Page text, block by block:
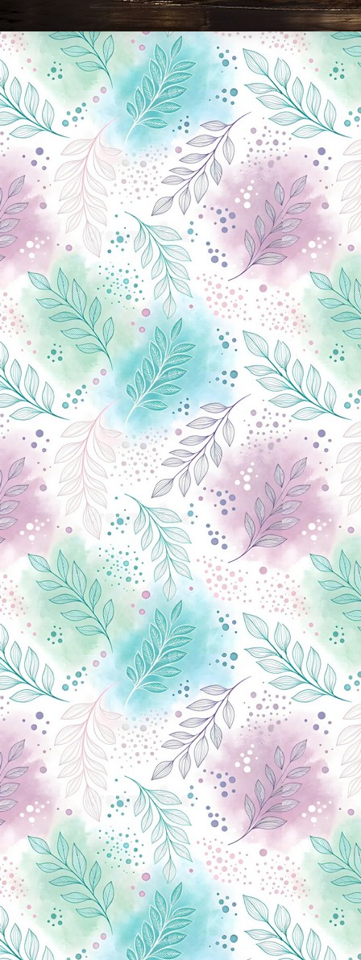
Новини Чернігова, Чернігівські новини, Чернігівський формат, новини Чернігова, події в Чернігові: політика, економіка, аналітика, культура, відеоновини, екологія, спортивний Чернігів, туризм, Чернігів